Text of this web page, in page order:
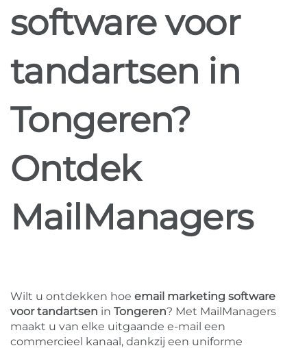
software voor
tandartsen in
Tongeren?
Ontdek
MailManagers
Wilt u ontdekken hoe email marketing software
voor tandartsen in Tongeren? Met MailManagers
maakt u van elke uitgaande e-mail een
commercieel kanaal, dankzij een uniforme